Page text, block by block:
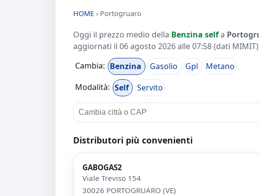
HOME › Portogruaro
Oggi il prezzo medio della Benzina selfa
aggiornati il 06 agosto 2026 alle 07:58(dati MIMIT)
Cambia: Benzina Gasolio Gpl
Metano
Modalità: Self Servito
Distributori più convenienti
GABOGAS2
Viale Treviso 154
30026 PORTOGRUARO (VE)